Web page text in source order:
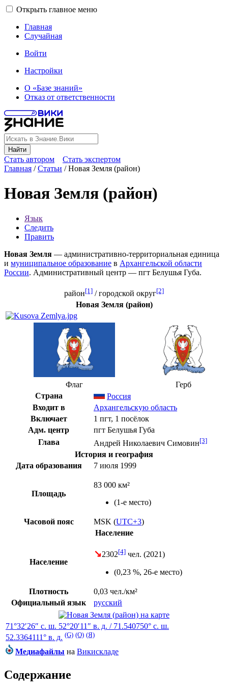
Открыть главное меню
Главная
Случайная
Войти
Настройки
О «Базе знаний»
Отказ от ответственности
Найти
Стать автором
Стать экспертом
Главная /Статьи /Новая Земля (район)
Новая Земля (район)
Язык
Следить
Править
Новая Земля — административно-территориальная единица
и муниципальное образование в Архангельской области
России. Административный центр — пгт Белушья Губа.
район[1] /городской округ[2]
Новая Земля (район)
Флаг
Герб
Страна
Россия
Входит в
Архангельскую область
Включает
1 пгт, 1 посёлок
Адм. центр
пгт Белушья Губа
Глава
Андрей Николаевич Симовин[3]
История и география
Дата образования
7 июля 1999
Площадь
83 000 км²
(1-е место)
Часовой пояс MSK (UTC+3)
Население
Население
↘2302[4] чел. (2021)
(0,23 %, 26-е место)
Плотность
0,03 чел./км²
Официальный язык
русский
71°32′26″ с. ш. 52°20′11″ в. д. / 71.540750° с. ш.
52.3364111° в. д. (G) (O) (Я)
Медиафайлы на Викискладе
Содержание